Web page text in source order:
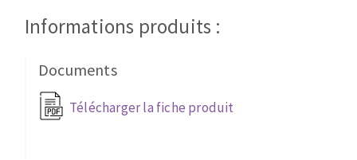
Roues à lamelles
Brosses
Meules de tourets
Informations produits :
Documents
Télécharger la fiche produit